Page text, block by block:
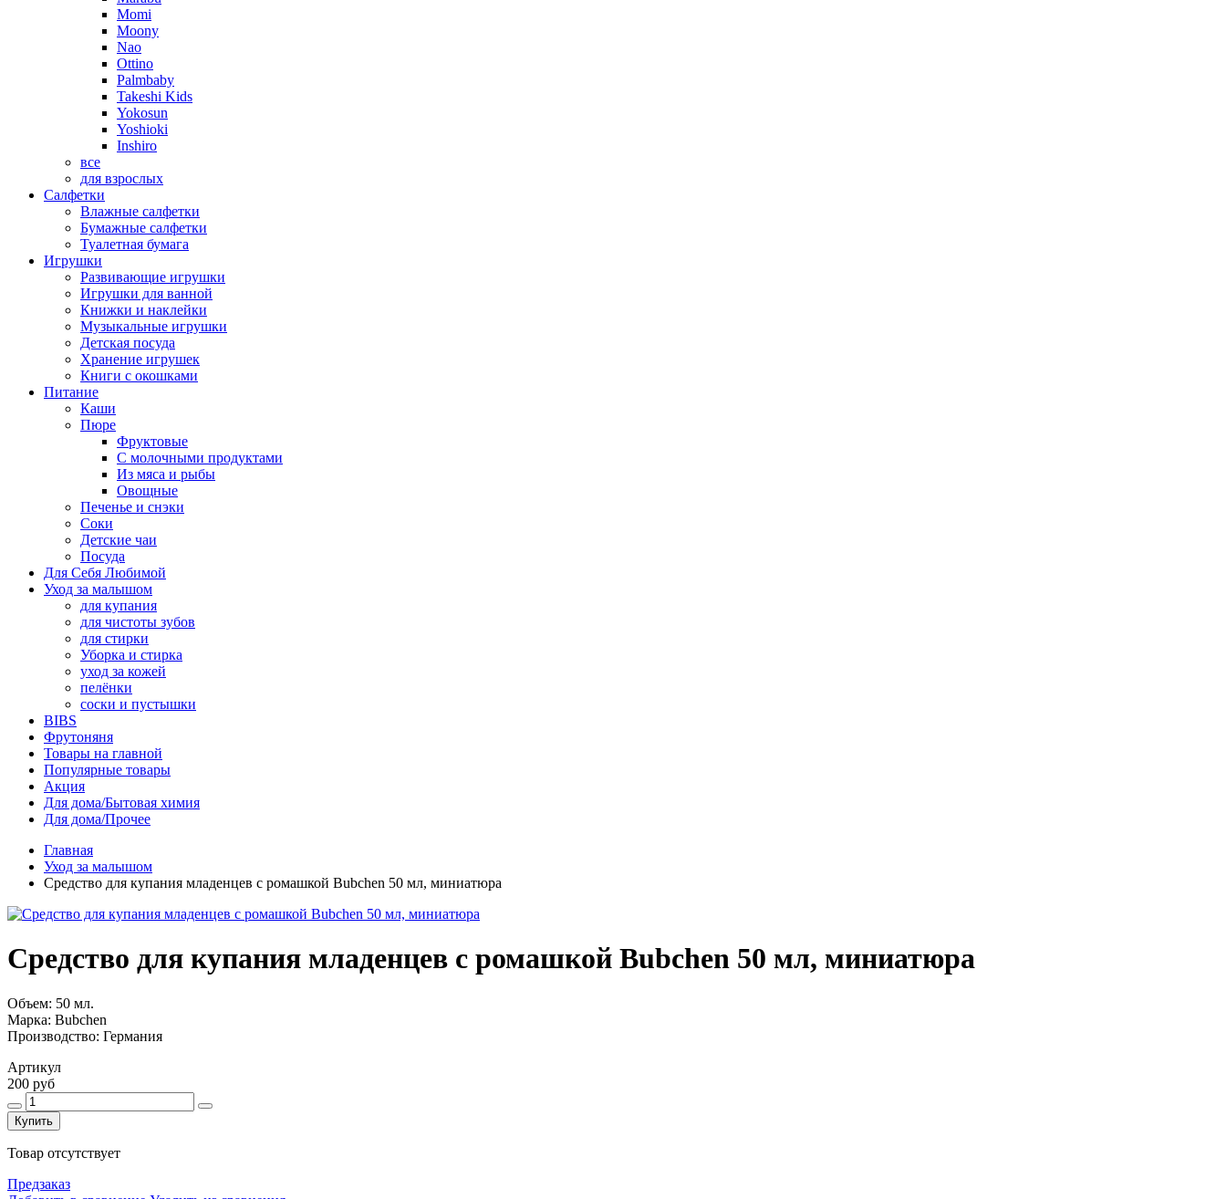
Momi
Moony
Nao
Ottino
Palmbaby
Takeshi Kids
Yokosun
Yoshioki
Inshiro
все
для взрослых
Салфетки
Влажные салфетки
Бумажные салфетки
Туалетная бумага
Игрушки
Развивающие игрушки
Игрушки для ванной
Книжки и наклейки
Музыкальные игрушки
Детская посуда
Хранение игрушек
Книги с окошками
Питание
Каши
Пюре
Фруктовые
С молочными продуктами
Из мяса и рыбы
Овощные
Печенье и снэки
Соки
Детские чаи
Посуда
Для Себя Любимой
Уход за малышом
для купания
для чистоты зубов
для стирки
Уборка и стирка
уход за кожей
пелёнки
соски и пустышки
BIBS
Фрутоняня
Товары на главной
Популярные товары
Акция
Для дома/Бытовая химия
Для дома/Прочее
Главная
Уход за малышом
Средство для купания младенцев с ромашкой Bubchen 50 мл, миниатюра
Средство для купания младенцев с ромашкой Bubchen 50 мл, миниатюра
Объем: 50 мл.
Марка: Bubchen
Производство: Германия
Артикул
200 руб
Купить
Товар отсутствует
Предзаказ